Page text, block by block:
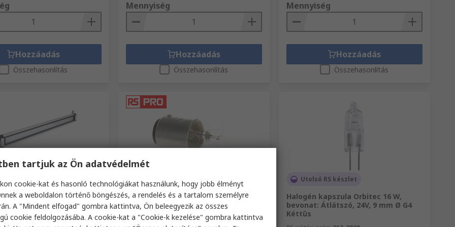
Hozzáadás
Összehasonlítás
Mennyiség
Hozzáadás
Összehasonlítás
Mennyiség
Hozzáadás
Összehasonlítás
fénycső 12.5 W, típus:
585 mm Kor alakú
Raktáron
Jelzőfény RS PRO BA15d, Átlátszó,
12V, 16 mm Ø 400mA 3000 h
RS raktári szám 339-3377
Utolsó RS készlet
Halogén kapszula Orbitec 16 W,
bevonat: Átlátszó, 24V, 9 mm Ø G4
Kéttűs
tartjuk az Ön adatvédelmét
cookie-kat és hasonló technológiákat használunk, hogy jobb élményt
a weboldalon történő böngészés, a rendelés és a tartalom személyre
A "Mindent elfogad" gombra kattintva, Ön beleegyezik az összes
cookie feldolgozásába. A cookie-kat a "Cookie-k kezelése" gombra kattintva